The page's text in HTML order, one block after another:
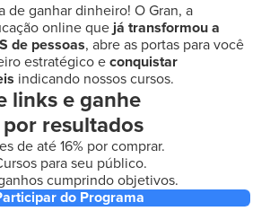
de ganhar dinheiro! O Gran, a
online que já transformou a
de pessoas, abre as portas para você
estratégico econquistar
indicando nossos cursos.
links e ganhe
resultados
de até 16% por comprar.
para seu público.
cumprindo objetivos.
do Programa